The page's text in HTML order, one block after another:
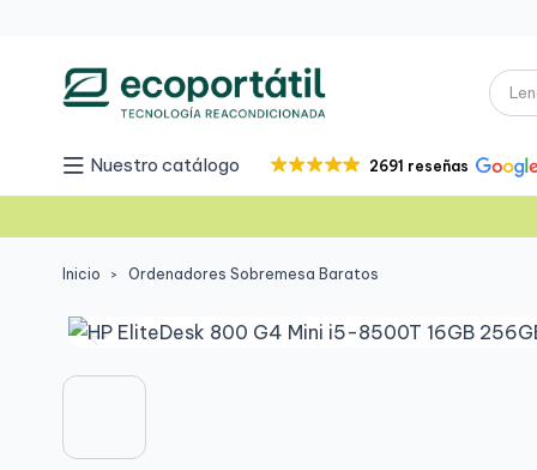
Nuestro catálogo 2691 reseñas
Inicio Ordenadores Sobremesa Baratos